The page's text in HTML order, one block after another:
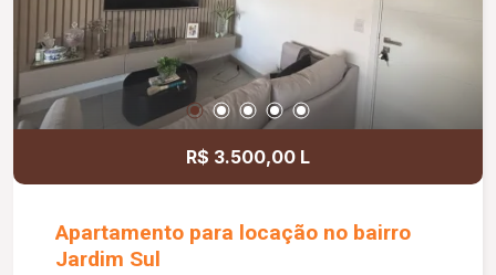
R$ 3.500,00 L
Apartamento para locação no bairro
Jardim Sul